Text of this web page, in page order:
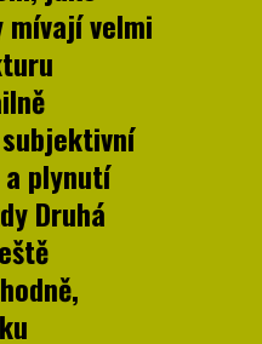
mívají velmi
plynutí
Druhá